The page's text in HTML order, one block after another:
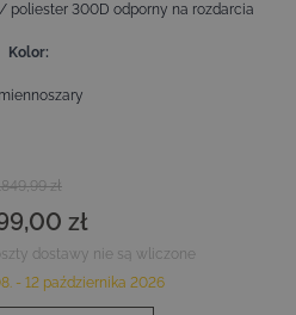
poliester 300D odporny na rozdarcia
Kolor
zł
zł
dostawy nie są wliczone
- 12 października 2026